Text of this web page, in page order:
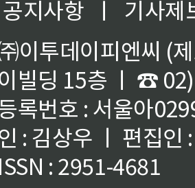
공지사항
ㅣ
기사제
이투데이피엔씨 (
빌딩 15층 ㅣ ☎
록번호 : 서울아
: 김상우 ㅣ 편집인
ISSN : 2951-4681